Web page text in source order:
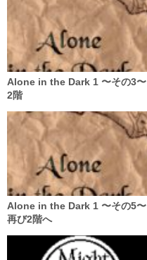
Alone in the Dark 1 〜その3〜
2階
Alone in the Dark 1 〜その5〜
再び2階へ